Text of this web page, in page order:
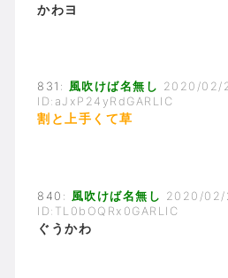
かわヨ
831: 風吹けば名無し 2020/02/
ID:aJxP24yRdGARLIC
割と上手くて草
840: 風吹けば名無し 2020/02/
ID:TL0bOQRx0GARLIC
ぐうかわ